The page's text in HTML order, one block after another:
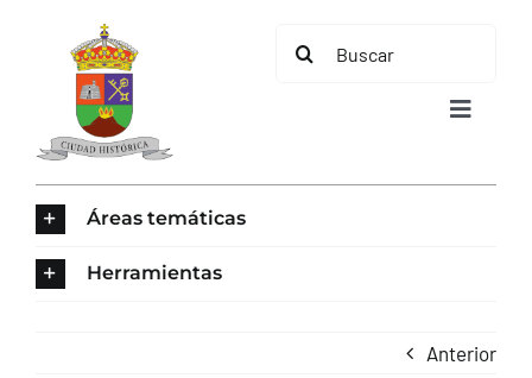
contenido
Buscar:
Toggle
Áreas temáticas
Herramientas
Anterior